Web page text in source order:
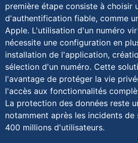
première étape consiste à choisir
d'authentification fiable, comme
Apple. L'utilisation d'un numéro
nécessite une configuration en
installation de l'application,
sélection d'un numéro. Cette
l'avantage de protéger la vie
l'accès aux fonctionnalités
La protection des données reste
notamment après les incidents
400 millions d'utilisateurs.